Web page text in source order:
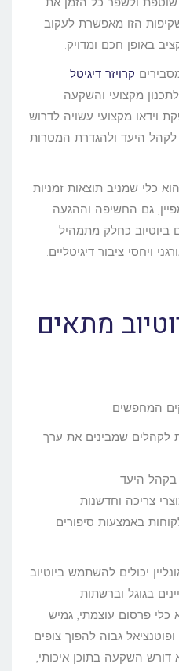
הזו מאפשרת לעקוב
באופן חכם ומדויק.
קרויזר דיגיטל
מקצועי והשקעה
וידאו מקצועי עשויה לדרוש
לקהל היעד ולהגדרת המטרות
כלי שמניב תוצאות זמניות
גם החשיפה וההגעה
ביוטיוב כחלק מתמהיל
ויחסי ציבור דיגיטליים.
מתאים
המחפשים:
לקהלים שמבינים את ערך
בקהל היעד
צריכה וחדשנות
באמצעות סיפורים
יכולים להשתמש ביוטיוב
בגוגל וברשתות
כלי פרסום עוצמתי, גמיש
גבוה להפוך צופים
דורש השקעה בתוכן איכותי,